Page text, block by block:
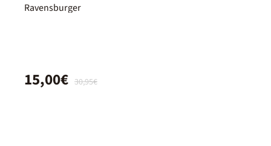
Ravensburger
30,95€
15,00€